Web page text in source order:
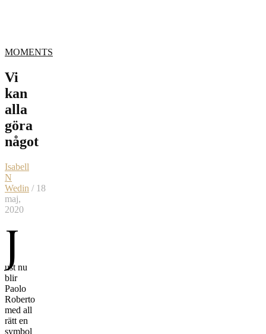
MOMENTS
Vi
kan
alla
göra
något
Isabell
N
Wedin / 18
maj,
2020
J
ust nu
blir
Paolo
Roberto
med all
rätt en
symbol